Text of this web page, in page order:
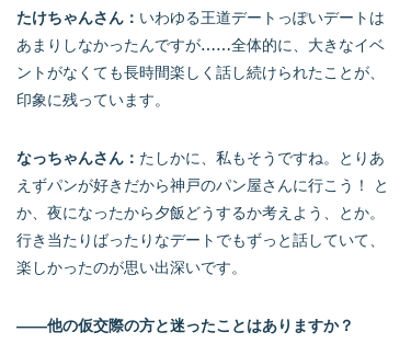
たけちゃんさん： いわゆる王道デートっぽいデートは
あまりしなかったんですが……全体的に、大きなイベ
ントがなくても長時間楽しく話し続けられたことが、
印象に残っています。
なっちゃんさん： たしかに、私もそうですね。とりあ
えずパンが好きだから神戸のパン屋さんに行こう！ と
か、夜になったから夕飯どうするか考えよう、とか。
行き当たりばったりなデートでもずっと話していて、
楽しかったのが思い出深いです。
――他の仮交際の方と迷ったことはありますか？